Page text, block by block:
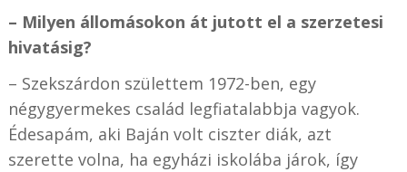
– Milyen állomásokon át jutott el a szerzetesi
hivatásig?
– Szekszárdon születtem 1972-ben, egy
négygyermekes család legfiatalabbja vagyok.
Édesapám, aki Baján volt ciszter diák, azt
szerette volna, ha egyházi iskolába járok, így